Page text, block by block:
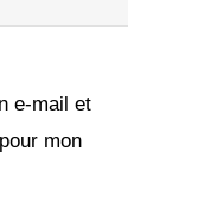
e-mail et
mon